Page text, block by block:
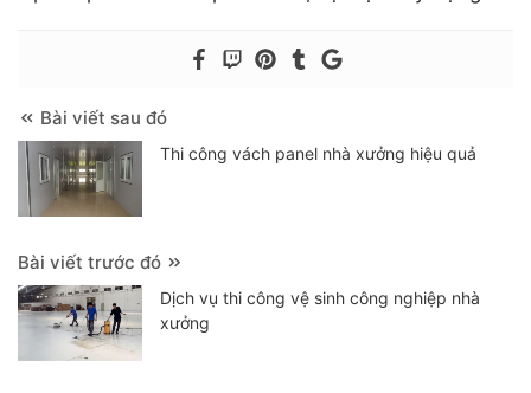
Bài viết sau đó
Thi công vách panel nhà xưởng hiệu quả
Bài viết trước đó
Dịch vụ thi công vệ sinh công nghiệp nhà
xưởng